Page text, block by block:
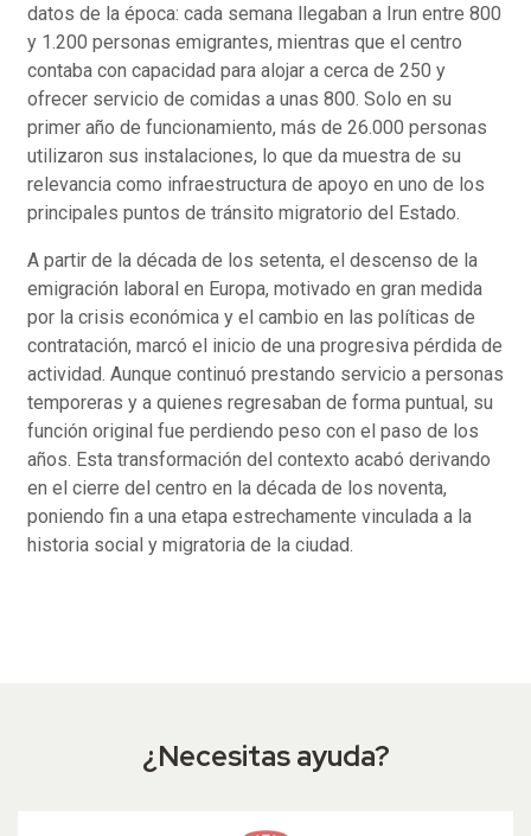
datos de la época: cada semana llegaban a Irun entre 800
y 1.200 personas emigrantes, mientras que el centro
contaba con capacidad para alojar a cerca de 250 y
ofrecer servicio de comidas a unas 800. Solo en su
primer año de funcionamiento, más de 26.000 personas
utilizaron sus instalaciones, lo que da muestra de su
relevancia como infraestructura de apoyo en uno de los
principales puntos de tránsito migratorio del Estado.
A partir de la década de los setenta, el descenso de la
emigración laboral en Europa, motivado en gran medida
por la crisis económica y el cambio en las políticas de
contratación, marcó el inicio de una progresiva pérdida de
actividad. Aunque continuó prestando servicio a personas
temporeras y a quienes regresaban de forma puntual, su
función original fue perdiendo peso con el paso de los
años. Esta transformación del contexto acabó derivando
en el cierre del centro en la década de los noventa,
poniendo fin a una etapa estrechamente vinculada a la
historia social y migratoria de la ciudad.
¿Necesitas ayuda?